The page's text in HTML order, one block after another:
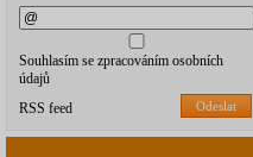
Souhlasím se zpracováním osobních
údajů
Odeslat
RSS feed